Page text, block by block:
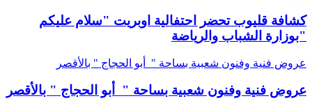
كشافة قليوب تحضر احتفالية اوبريت "سلام عليكم
"بوزارة الشباب والرياضة
عروض فنية وفنون شعبية بساحة " أبو الحجاج " بالأقصر
عروض فنية وفنون شعبية بساحة " أبو الحجاج " بالأقصر